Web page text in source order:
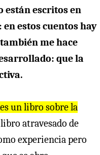
están escritos en
estos cuentos hay
me hace
que la
un libro sobre la
atravesado de
experiencia pero